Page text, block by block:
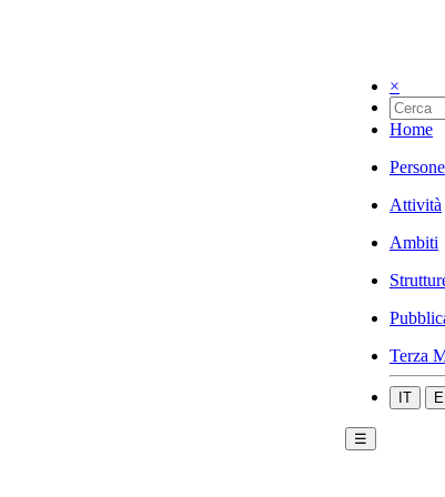
×
Home
Persone
Attività
Ambiti
Terza
IT
☰